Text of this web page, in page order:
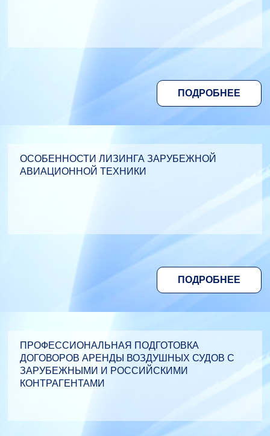
ПОДРОБНЕЕ
ОСОБЕННОСТИ ЛИЗИНГА ЗАРУБЕЖНОЙ
АВИАЦИОННОЙ ТЕХНИКИ
ПОДРОБНЕЕ
ПРОФЕССИОНАЛЬНАЯ ПОДГОТОВКА
ДОГОВОРОВ АРЕНДЫ ВОЗДУШНЫХ СУДОВ С
ЗАРУБЕЖНЫМИ И РОССИЙСКИМИ
КОНТРАГЕНТАМИ